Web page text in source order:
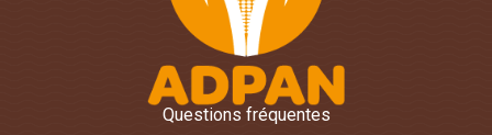
Questions fréquentes